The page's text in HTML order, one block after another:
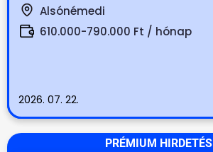
Alsónémedi
610.000-790.000 Ft / hónap
2026. 07. 22.
PRÉMIUM HIRDETÉS